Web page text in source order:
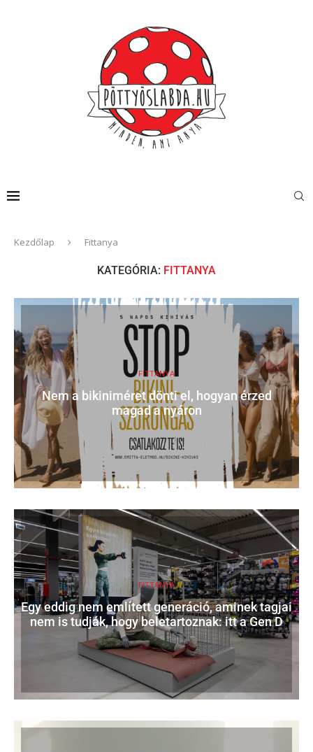
Kezdőlap Fittanya
KATEGÓRIA: FITTANYA
FITTANYA
Nem a bikiniméret dönti el, hogyan érzed
magad a nyáron
FITTANYA
Egy eddig nem említett generáció, aminek tagjai
nem is tudják, hogy beletartoznak: itt a Gen D